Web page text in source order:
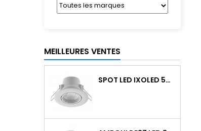
MEILLEURES VENTES
SPOT LED IXOLED 5W ORIENTABLE CCT DIMMABLE 600LM IP65 BLANC BBC